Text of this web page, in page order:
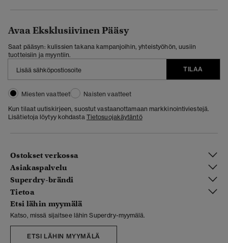
Avaa Eksklusiivinen Pääsy
Saat pääsyn: kulissien takana kampanjoihin, yhteistyöhön, uusiin
tuotteisiin ja myyntiin.
TILAA
Miesten vaatteet
Naisten vaatteet
Kun tilaat uutiskirjeen, suostut vastaanottamaan markkinointiviestejä.
Lisätietoja löytyy kohdasta Tietosuojakäytäntö
Ostokset verkossa
Asiakaspalvelu
Superdry-brändi
Tietoa
Etsi lähin myymälä
Katso, missä sijaitsee lähin Superdry-myymälä.
ETSI LÄHIN MYYMÄLÄ